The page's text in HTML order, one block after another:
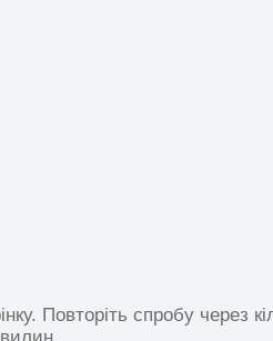
Повторіть спробу через